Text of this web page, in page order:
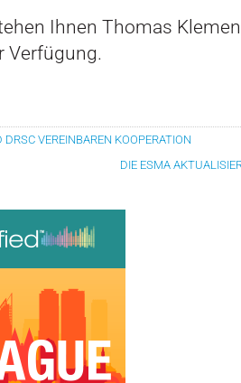
Ihnen Thomas
Verfügung.
VEREINBAREN KOOPERATION
DIE ESMA